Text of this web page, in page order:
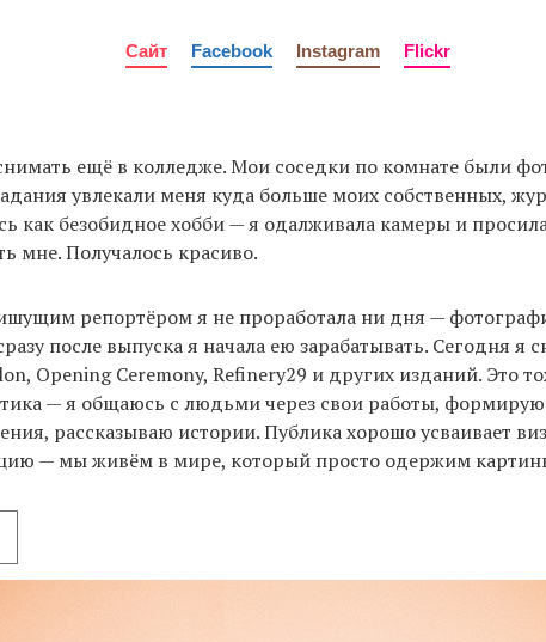
Сайт Facebook Instagram Flickr
ещё в колледже. Мои соседки по комнате были
увлекали меня куда больше моих собственных,
как безобидное хобби — я одалживала камеры и
мне. Получалось красиво.
репортёром я не проработала ни дня —
после выпуска я начала ею зарабатывать. Сегодня я
Opening Ceremony, Refinery29 и других изданий. Это
— я общаюсь с людьми через свои работы, формирую
рассказываю истории. Публика хорошо усваивает
— мы живём в мире, который просто одержим